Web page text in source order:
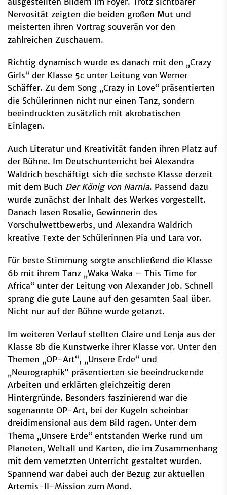
Nervosität zeigten die beiden großen Mut und
meisterten ihren Vortrag souverän vor den
zahlreichen Zuschauern.
Richtig dynamisch wurde es danach mit den „Crazy
Girls“ der Klasse 5c unter Leitung von Werner
Schäffer. Zu dem Song „Crazy in Love“ präsentierten
die Schülerinnen nicht nur einen Tanz, sondern
beeindruckten zusätzlich mit akrobatischen
Einlagen.
Auch Literatur und Kreativität fanden ihren Platz auf
der Bühne. Im Deutschunterricht bei Alexandra
Waldrich beschäftigt sich die sechste Klasse derzeit
mit dem Buch Der König von Narnia. Passend dazu
wurde zunächst der Inhalt des Werkes vorgestellt.
Danach lasen Rosalie, Gewinnerin des
Vorschulwettbewerbs, und Alexandra Waldrich
kreative Texte der Schülerinnen Pia und Lara vor.
Für beste Stimmung sorgte anschließend die Klasse
6b mit ihrem Tanz „Waka Waka – This Time for
Africa“ unter der Leitung von Alexander Job. Schnell
sprang die gute Laune auf den gesamten Saal über.
Nicht nur auf der Bühne wurde getanzt.
Im weiteren Verlauf stellten Claire und Lenja aus der
Klasse 8b die Kunstwerke ihrer Klasse vor. Unter den
Themen „OP-Art“, „Unsere Erde“ und
„Neurographik“ präsentierten sie beeindruckende
Arbeiten und erklärten gleichzeitig deren
Hintergründe. Besonders faszinierend war die
sogenannte OP-Art, bei der Kugeln scheinbar
dreidimensional aus dem Bild ragen. Unter dem
Thema „Unsere Erde“ entstanden Werke rund um
Planeten, Weltall und Karten, die im Zusammenhang
mit dem vernetzten Unterricht gestaltet wurden.
Spannend war dabei auch der Bezug zur aktuellen
Artemis-II-Mission zum Mond.